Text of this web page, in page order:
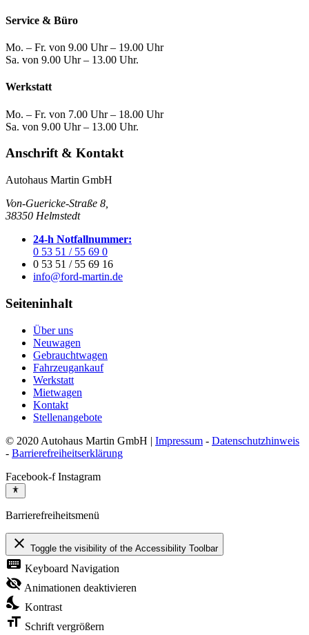
Service & Büro
Mo. – Fr. von 9.00 Uhr – 19.00 Uhr
Sa. von 9.00 Uhr – 13.00 Uhr.
Werkstatt
Mo. – Fr. von 7.00 Uhr – 18.00 Uhr
Sa. von 9.00 Uhr – 13.00 Uhr.
Anschrift & Kontakt
Autohaus Martin GmbH
Von-Guericke-Straße 8,
38350 Helmstedt
24-h Notfallnummer:
0 53 51 / 55 69 0
0 53 51 / 55 69 16
info@ford-martin.de
Seiteninhalt
Über uns
Neuwagen
Gebrauchtwagen
Fahrzeugankauf
Werkstatt
Mietwagen
Kontakt
Stellenangebote
© 2020 Autohaus Martin GmbH | Impressum - Datenschutzhinweis
- Barrierefreiheitserklärung
Facebook-f Instagram
Barrierefreiheitsmenü
close Toggle the visibility of the Accessibility Toolbar
keyboard Keyboard Navigation
visibility_off Animationen deaktivieren
nights_stay Kontrast
format_size Schrift vergrößern